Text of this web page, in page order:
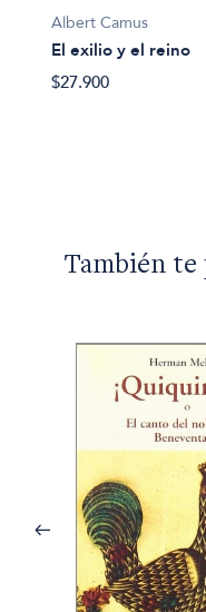
Albert Camus
El exilio y el reino
$27.900
También te